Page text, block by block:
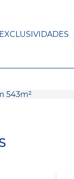
EXCLUSIVIDADES